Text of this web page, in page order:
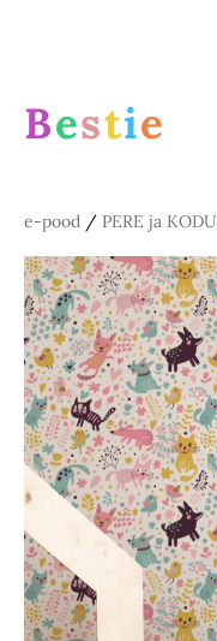
Bestie
e-pood / PERE ja KODU